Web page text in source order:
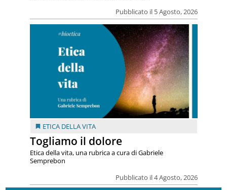
Pubblicato il 5 Agosto, 2026
ETICA DELLA VITA
Togliamo il dolore
Pubblicato il 4 Agosto, 2026
Etica della vita, una rubrica a cura di Gabriele
Semprebon